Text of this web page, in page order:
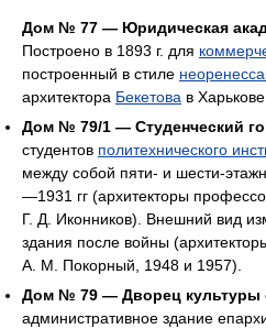
Дом № 77 — Юридическая
Построено в 1893 г. для
построенный в стиле
архитектора Бекетова в
Дом № 79/1 — Студенческий
студентов политехнического
между собой пяти- и шести-
—1931 гг (архитекторы
Г. Д. Иконников). Внешний вид
здания после войны
А. М. Покорный, 1948 и 1957).
Дом № 79 — Дворец культуры
административное здание